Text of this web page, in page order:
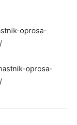
oprosa-
oprosa-